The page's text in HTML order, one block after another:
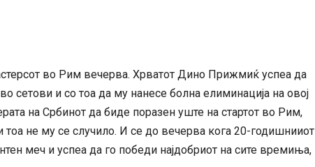
во Рим вечерва. Хрватот Дино Прижмиќ успеа да
сетови и со тоа да му нанесе болна елиминација на овој
на Србинот да биде поразен уште на стартот во Рим,
тоа не му се случило. И се до вечерва кога 20-годишнииот
меч и успеа да го победи најдобриот на сите времиња,